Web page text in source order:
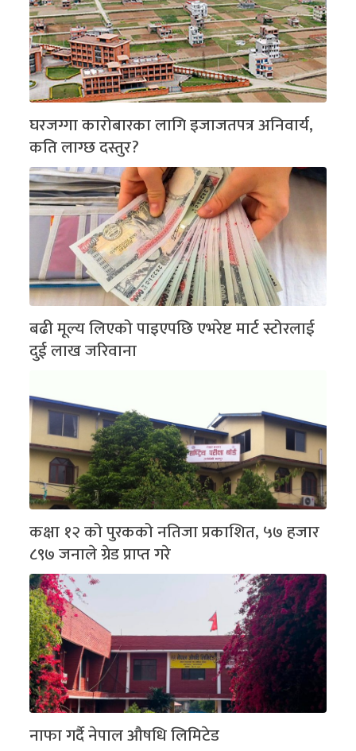
घरजग्गा कारोबारका लागि इजाजतपत्र अनिवार्य,
कति लाग्छ दस्तुर?
बढी मूल्य लिएको पाइएपछि एभरेष्ट मार्ट स्टोरलाई
दुई लाख जरिवाना
कक्षा १२ को पुरकको नतिजा प्रकाशित, ५७ हजार
८९७ जनाले ग्रेड प्राप्त गरे
नाफा गर्दै नेपाल औषधि लिमिटेड